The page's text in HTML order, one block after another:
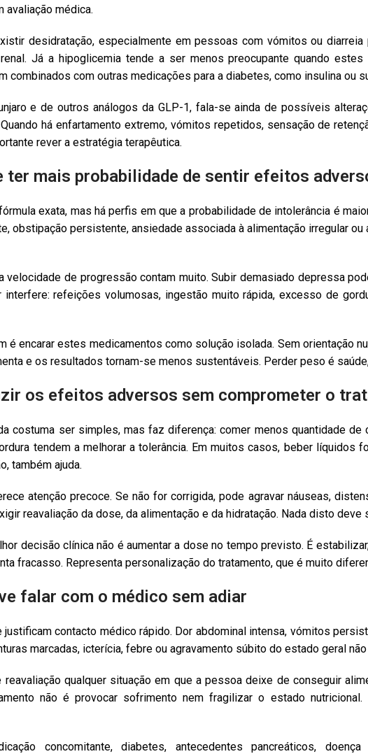
avaliação médica.
desidratação, especialmente em pessoas com vómitos ou
Já a hipoglicemia tende a ser menos preocupante quando
combinados com outras medicações para a diabetes, como insulina ou
e de outros análogos da GLP-1, fala-se ainda de possíveis
há enfartamento extremo, vómitos repetidos, sensação de
rever a estratégia terapêutica.
ter mais probabilidade de sentir efeitos
exata, mas há perfis em que a probabilidade de intolerância é
obstipação persistente, ansiedade associada à alimentação irregular
velocidade de progressão contam muito. Subir demasiado depressa
interfere: refeições volumosas, ingestão muito rápida, excesso de
é encarar estes medicamentos como solução isolada. Sem orientação
e os resultados tornam-se menos sustentáveis. Perder peso é
os efeitos adversos sem comprometer o
costuma ser simples, mas faz diferença: comer menos quantidade
tendem a melhorar a tolerância. Em muitos casos, beber líquidos
também ajuda.
atenção precoce. Se não for corrigida, pode agravar náuseas,
reavaliação da dose, da alimentação e da hidratação. Nada disto
decisão clínica não é aumentar a dose no tempo previsto. É
fracasso. Representa personalização do tratamento, que é muito
falar com o médico sem adiar
justificam contacto médico rápido. Dor abdominal intensa, vómitos
marcadas, icterícia, febre ou agravamento súbito do estado geral
reavaliação qualquer situação em que a pessoa deixe de conseguir
não é provocar sofrimento nem fragilizar o estado
concomitante, diabetes, antecedentes pancreáticos,